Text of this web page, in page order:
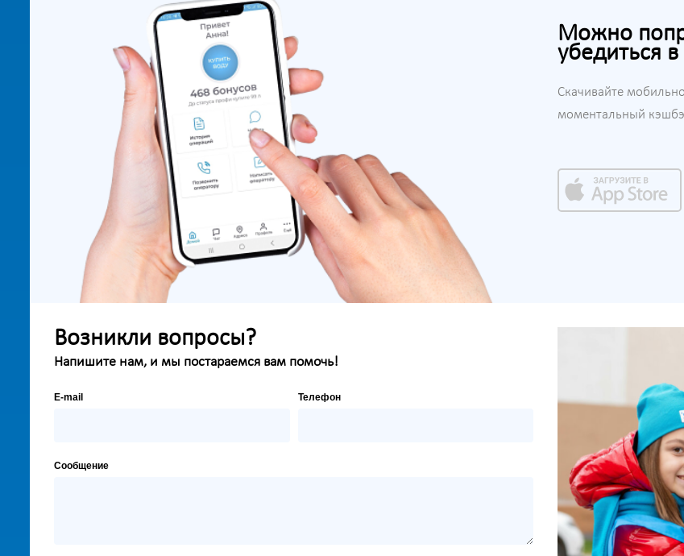
Можно
убедиться в
Скачивайте
моментальный
Возникли вопросы?
Напишите нам, и мы постараемся вам помочь!
E-mail Телефон
Сообщение